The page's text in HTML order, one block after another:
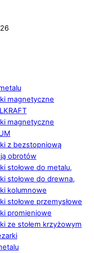
magnetyczne
magnetyczne
z bezstopniową
obrotów
stołowe do metalu,
stołowe do drewna,
kolumnowe
stołowe przemysłowe
promieniowe
ze stołem krzyżowym